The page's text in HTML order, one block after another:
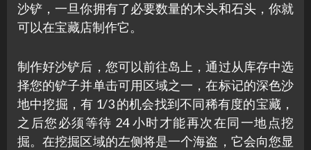
沙铲，一旦你拥有了必要数量的木头和石头，你就
可以在宝藏店制作它。
制作好沙铲后，您可以前往岛上，通过从库存中选
择您的铲子并单击可用区域之一，在标记的深色沙
地中挖掘，有 1/3 的机会找到不同稀有度的宝藏，
之后您必须等待 24 小时才能再次在同一地点挖
掘。在挖掘区域的左侧将是一个海盗，它会向您显